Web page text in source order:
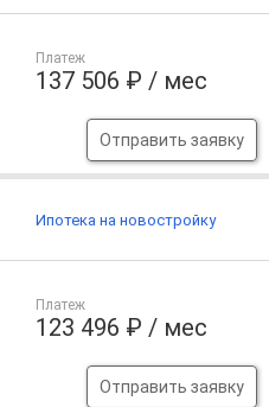
Платеж
137 506 ₽ / мес
Отправить заявку
Платеж
123 496 ₽ / мес
Отправить заявку
Ипотека на новостройку